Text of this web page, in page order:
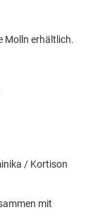
Molln erhältlich.
/ Kortison
mit